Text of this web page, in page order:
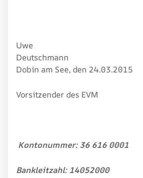
Uwe
Dobin am See, den 24.03.2015
Vorsitzender des EVM
Kontonummer: 36 616 0001
Bankleitzahl: 14052000